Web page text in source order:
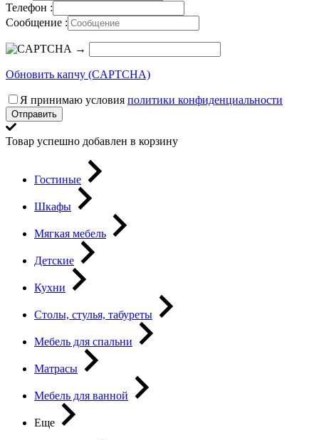
Телефон :
Сообщение :
→
Обновить капчу (CAPTCHA)
Я принимаю условия политики конфиденциальности
Отправить
Товар успешно добавлен в корзину
Гостиные
Шкафы
Мягкая мебель
Детские
Кухни
Столы, стулья, табуреты
Мебель для спальни
Матрасы
Мебель для ванной
Еще